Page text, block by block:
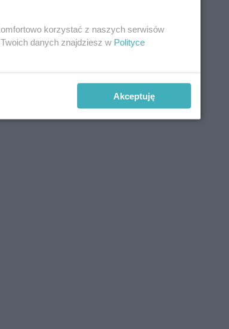
i przeprosiny
razem z krótkim listem z
na zakupy
korzystać z naszych serwisów
danych znajdziesz w Polityce
Akceptuję